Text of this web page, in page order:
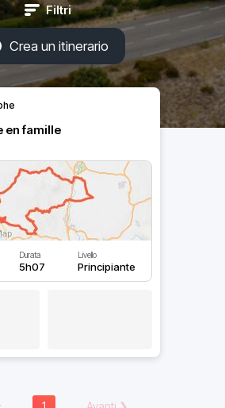
Filtri
Crea un itinerario
en famille
Durata
5h07
Livello
Principiante